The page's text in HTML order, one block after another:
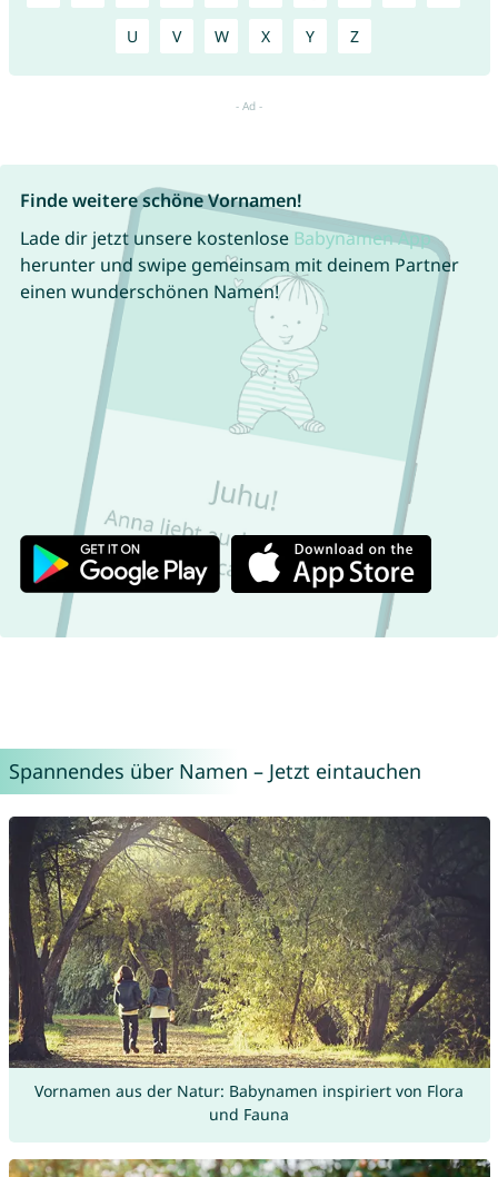
U V W X Y Z
Finde weitere schöne Vornamen!
Lade dir jetzt unsere kostenlose Babynamen App
herunter und swipe gemeinsam mit deinem Partner
einen wunderschönen Namen!
Spannendes über Namen – Jetzt eintauchen
Vornamen aus der Natur: Babynamen inspiriert von Flora
und Fauna